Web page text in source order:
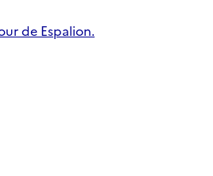
de Espalion.